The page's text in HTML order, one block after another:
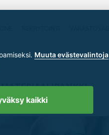
MATERIAALIPANKKI
Muuta evästevalintoja
kaikki